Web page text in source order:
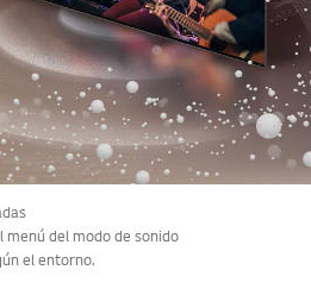
del modo de sonido
el entorno.